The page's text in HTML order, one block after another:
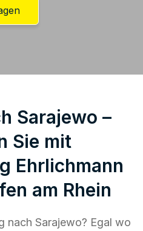
Sarajewo –
Sie mit
Ehrlichmann
am Rhein
nach Sarajewo? Egal wo